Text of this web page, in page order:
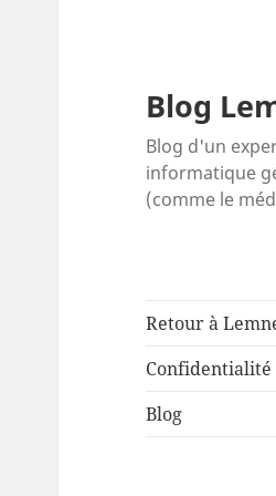
Blog
Blog d'un
informatique
(comme le
Retour à
Confidentialité
Blog